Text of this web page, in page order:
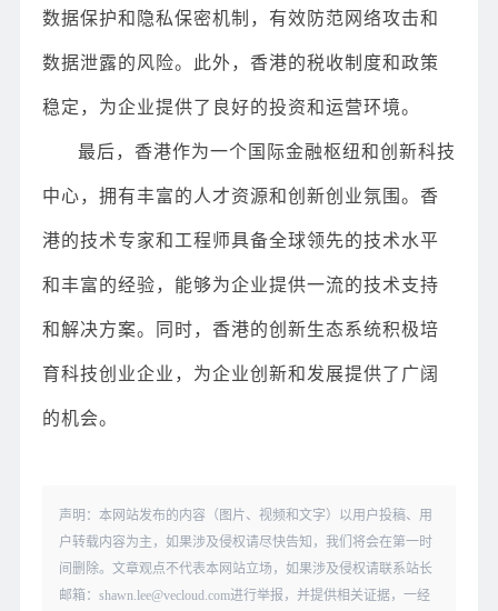
数据保护和隐私保密机制，有效防范网络攻击和
数据泄露的风险。此外，香港的税收制度和政策
稳定，为企业提供了良好的投资和运营环境。
最后，香港作为一个国际金融枢纽和创新科技
中心，拥有丰富的人才资源和创新创业氛围。香
港的技术专家和工程师具备全球领先的技术水平
和丰富的经验，能够为企业提供一流的技术支持
和解决方案。同时，香港的创新生态系统积极培
育科技创业企业，为企业创新和发展提供了广阔
的机会。
声明：本网站发布的内容（图片、视频和文字）以用户投稿、用
户转载内容为主，如果涉及侵权请尽快告知，我们将会在第一时
间删除。文章观点不代表本网站立场，如果涉及侵权请联系站长
邮箱：shawn.lee@vecloud.com进行举报，并提供相关证据，一经